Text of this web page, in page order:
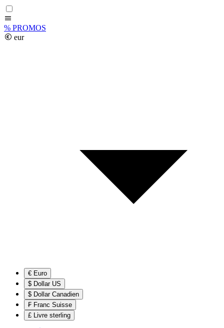
% PROMOS
eur
€ Euro
$ Dollar US
$ Dollar Canadien
₣ Franc Suisse
£ Livre sterling